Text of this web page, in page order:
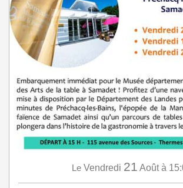
Le Vendredi 21 Août à